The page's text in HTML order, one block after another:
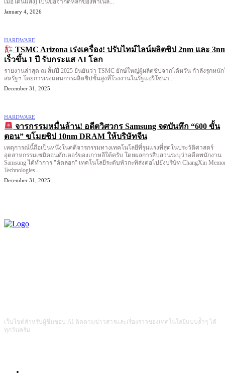
เมื่อโดนแสง) เป็นข้อจำกัดหลักของพาเนล...
January 4, 2026
HARDWARE
TSMC Arizona เร่งเครื่อง! ปรับไทม์ไลน์ผลิตชิป 2nm และ
เร็วขึ้น 1 ปี รับกระแส AI โลก
รายงานล่าสุด ณ สิ้นปี 2025 ยืนยันว่า TSMC ยักษ์ใหญ่ผู้ผลิตชิปจากไต้หวัน กำลังรุกหนัก
สหรัฐฯ โดยการเร่งแผนการผลิตชิปขั้นสูงที่โรงงานในรัฐแอริโซนา...
December 31, 2025
HARDWARE
จารกรรมหมื่นล้าน! อดีตวิศวกร Samsung จดบันทึก “600 ขั้น
ตอน” ขโมยชิป 10nm DRAM ให้บริษัทจีน
เหตุการณ์นี้ถือเป็นหนึ่งในคดีจารกรรมทางเทคโนโลยีที่รุนแรงที่สุดในประวัติศาสตร์
อุตสาหกรรมเซมิคอนดักเตอร์ของเกาหลีใต้ครับ โดยผลการสืบสวนระบุว่าอดีตพนักงาน
Samsung ได้ทำการ "คัดลอก" เทคโนโลยีระดับหัวกะทิส่งต่อไปยังบริษัท ChangXin
Technologies...
December 31, 2025
เว็บไซต์สำหรับผู้ชื่นชอบ AI ติดตามข่าวสารและเรื่องราวของเทคโนโลยีแบบล้ำๆ ได้
ทุกวันครับ